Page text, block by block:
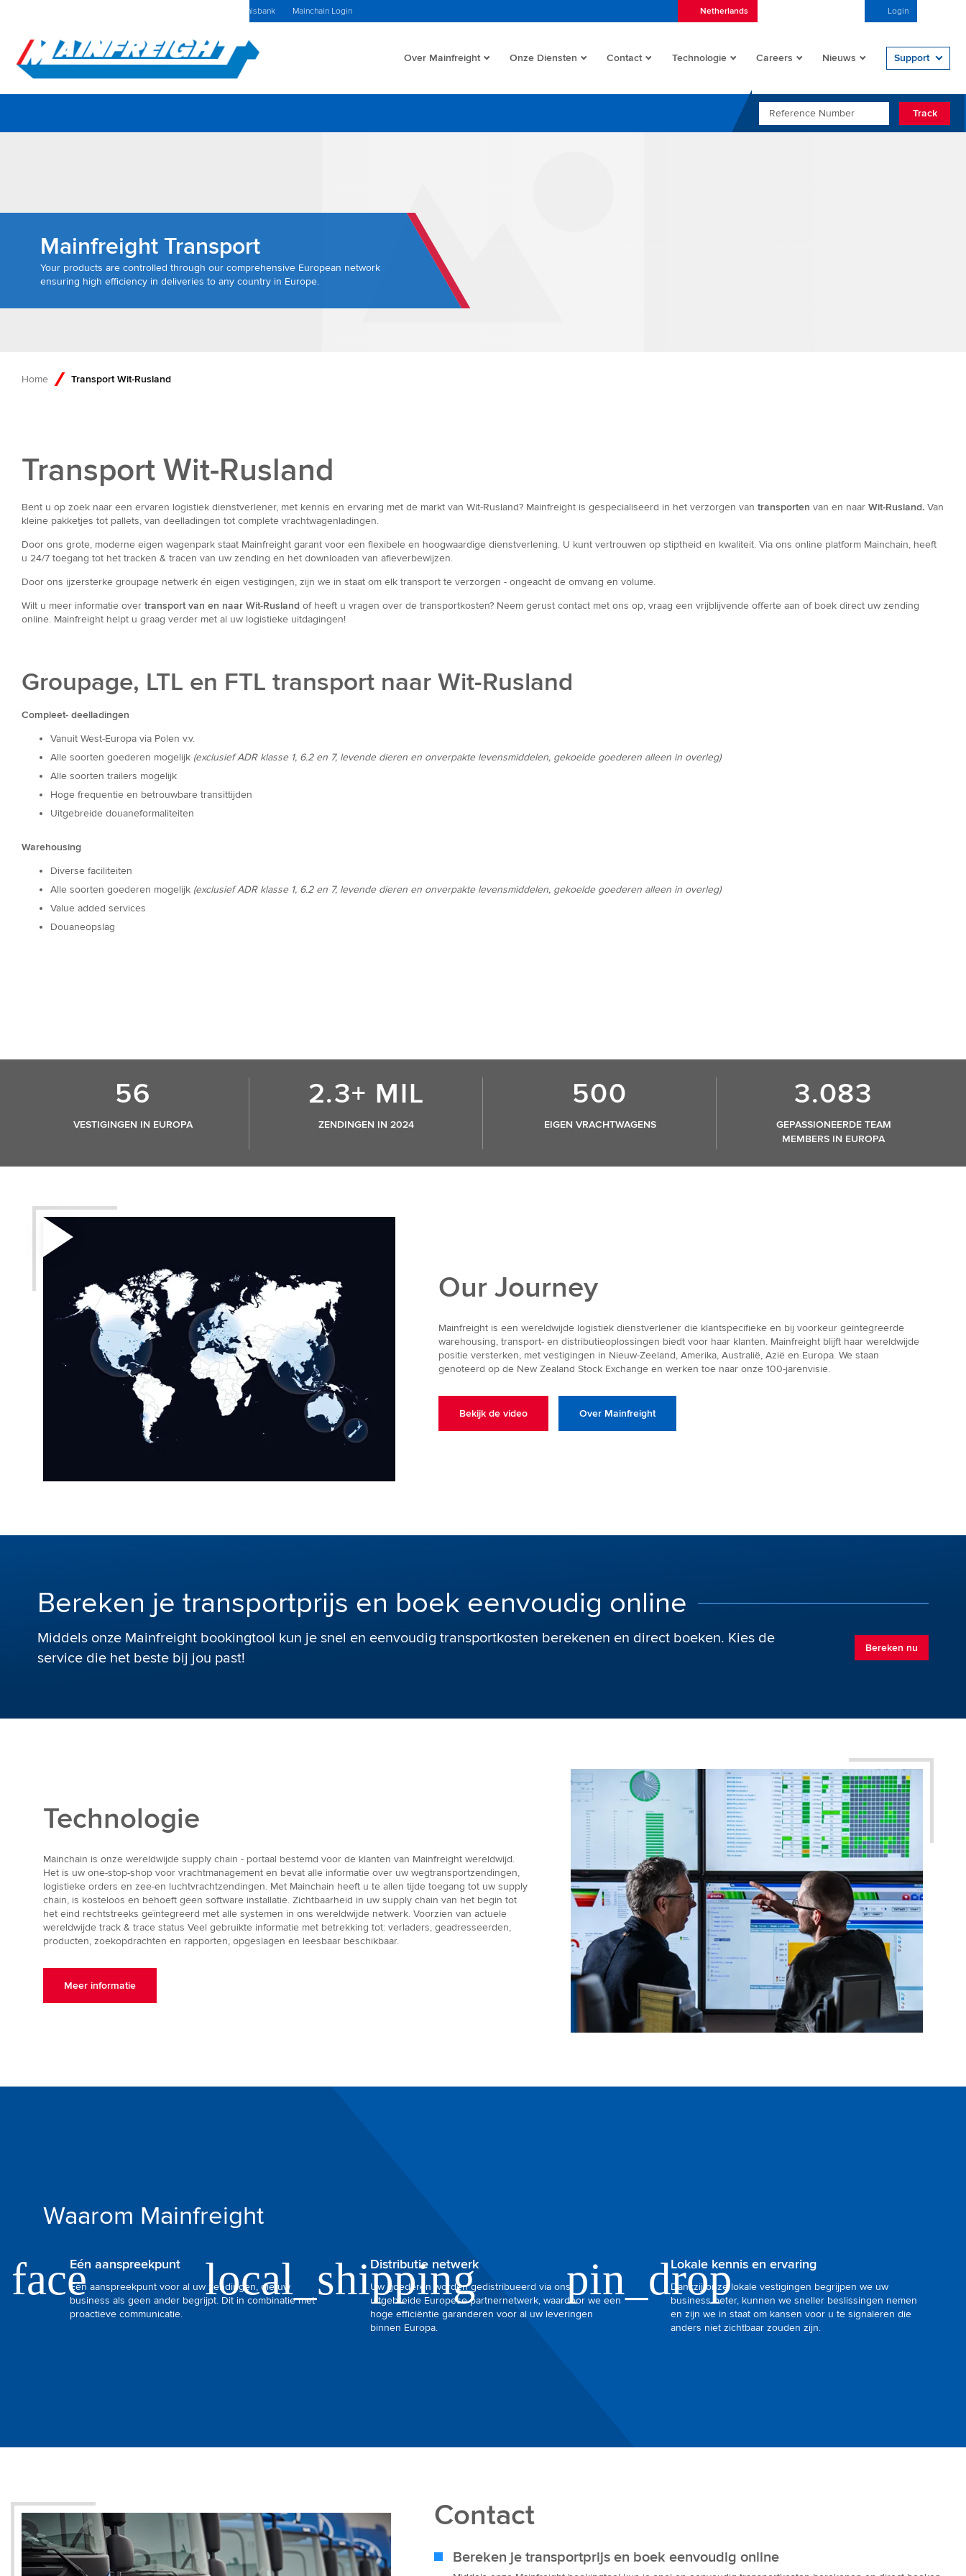
Kennisbank Mainchain Login Netherlands Login
Go to Home
Over Mainfreight Onze Diensten Contact Technologie Careers Nieuws Support
REFERENCE NUMBER
Track
Mainfreight Transport
Your products are controlled through our comprehensive European network
ensuring high efficiency in deliveries to any country in Europe.
Home Transport Wit-Rusland
Transport Wit-Rusland
Bent u op zoek naar een ervaren logistiek dienstverlener, met kennis en ervaring met de markt van Wit-Rusland? Mainfreight is gespecialiseerd in het verzorgen van transporten van en naar Wit-Rusland. Van
kleine pakketjes tot pallets, van deelladingen tot complete vrachtwagenladingen.
Door ons grote, moderne eigen wagenpark staat Mainfreight garant voor een flexibele en hoogwaardige dienstverlening. U kunt vertrouwen op stiptheid en kwaliteit. Via ons online platform Mainchain, heeft
u 24/7 toegang tot het tracken & tracen van uw zending en het downloaden van afleverbewijzen.
Door ons ijzersterke groupage netwerk én eigen vestigingen, zijn we in staat om elk transport te verzorgen - ongeacht de omvang en volume.
Wilt u meer informatie over transport van en naar Wit-Rusland of heeft u vragen over de transportkosten? Neem gerust contact met ons op, vraag een vrijblijvende offerte aan of boek direct uw zending
online. Mainfreight helpt u graag verder met al uw logistieke uitdagingen!
Groupage, LTL en FTL transport naar Wit-Rusland
Compleet- deelladingen
Vanuit West-Europa via Polen v.v.
Alle soorten goederen mogelijk (exclusief ADR klasse 1, 6.2 en 7, levende dieren en onverpakte levensmiddelen, gekoelde goederen alleen in overleg)
Alle soorten trailers mogelijk
Hoge frequentie en betrouwbare transittijden
Uitgebreide douaneformaliteiten
Warehousing
Diverse faciliteiten
Alle soorten goederen mogelijk (exclusief ADR klasse 1, 6.2 en 7, levende dieren en onverpakte levensmiddelen, gekoelde goederen alleen in overleg)
Value added services
Douaneopslag
56
VESTIGINGEN IN EUROPA
2.3+ MIL
ZENDINGEN IN 2024
500
EIGEN VRACHTWAGENS
3.083
GEPASSIONEERDE TEAM
MEMBERS IN EUROPA
Our Journey
Mainfreight is een wereldwijde logistiek dienstverlener die klantspecifieke en bij voorkeur geïntegreerde
warehousing, transport- en distributieoplossingen biedt voor haar klanten. Mainfreight blijft haar wereldwijde
positie versterken, met vestigingen in Nieuw-Zeeland, Amerika, Australië, Azië en Europa. We staan
genoteerd op de New Zealand Stock Exchange en werken toe naar onze 100-jarenvisie.
Bekijk de video Over Mainfreight
Bereken je transportprijs en boek eenvoudig online
Middels onze Mainfreight bookingtool kun je snel en eenvoudig transportkosten berekenen en direct boeken. Kies de
service die het beste bij jou past!
Bereken nu
Technologie
Mainchain is onze wereldwijde supply chain - portaal bestemd voor de klanten van Mainfreight wereldwijd.
Het is uw one-stop-shop voor vrachtmanagement en bevat alle informatie over uw wegtransportzendingen,
logistieke orders en zee-en luchtvrachtzendingen. Met Mainchain heeft u te allen tijde toegang tot uw supply
chain, is kosteloos en behoeft geen software installatie. Zichtbaarheid in uw supply chain van het begin tot
het eind rechtstreeks geïntegreerd met alle systemen in ons wereldwijde netwerk. Voorzien van actuele
wereldwijde track & trace status Veel gebruikte informatie met betrekking tot: verladers, geadresseerden,
producten, zoekopdrachten en rapporten, opgeslagen en leesbaar beschikbaar.
Meer informatie
Waarom Mainfreight
Eén aanspreekpunt
Eén aanspreekpunt voor al uw zendingen, die uw
business als geen ander begrijpt. Dit in combinatie met
proactieve communicatie.
Distributie netwerk
Uw goederen worden gedistribueerd via ons
uitgebreide Europese partnernetwerk, waardoor we een
hoge efficiëntie garanderen voor al uw leveringen
binnen Europa.
Lokale kennis en ervaring
Dankzij onze lokale vestigingen begrijpen we uw
business beter, kunnen we sneller beslissingen nemen
en zijn we in staat om kansen voor u te signaleren die
anders niet zichtbaar zouden zijn.
Contact
Bereken je transportprijs en boek eenvoudig online